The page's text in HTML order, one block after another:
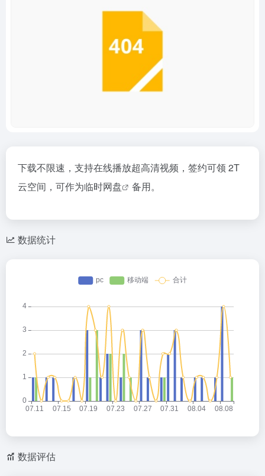
下载不限速，支持在线播放超高清视频，签约可领 2T
云空间，可作为临时网盘 备用。
数据统计
数据评估